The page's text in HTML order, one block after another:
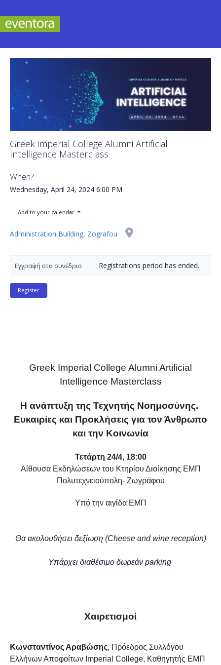
Greek Imperial College Alumni Artificial
Intelligence Masterclass
When?
Wednesday, April 24, 2024 6:00 PM
Add to your calendar
Administration Building, Zografou
Εγγρα΄φή στο συνέδριο Registrations period has ended.
Greek Imperial College Alumni Artificial
Intelligence Masterclass
Η ανάπτυξη της Τεχνητής Νοημοσύνης.
Ευκαιρίες και Προκλήσεις για τον Άνθρωπο
και την Κοινωνία
Τετάρτη 24/4, 18:00
Αίθουσα Εκδηλώσεων του Κτηρίου Διοίκησης ΕΜΠ
Πολυτεχνειούπολη- Ζωγράφου
Υπό την αιγίδα ΕΜΠ
Θα ακολουθήσει δεξίωση (Cheese and wine reception)
Υπάρχει διαθέσιμο δωρεάν parking
Χαιρετισμοί
Κωνσταντίνος Αραβώσης, Πρόεδρος Συλλόγου
Ελλήνων Αποφοίτων Imperial College, Καθηγητής ΕΜΠ